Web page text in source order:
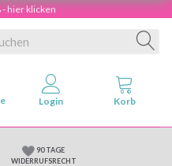
- hier klicken
90 TAGE
WIDERRUFSRECHT